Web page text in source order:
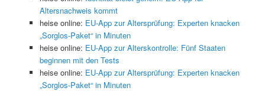
Altersnachweis kommt
heise online: EU-App zur Altersprüfung: Experten knacken
„Sorglos-Paket“ in Minuten
heise online: EU-App zur Alterskontrolle: Fünf Staaten
beginnen mit den Tests
heise online: EU-App zur Altersprüfung: Experten knacken
„Sorglos-Paket“ in Minuten